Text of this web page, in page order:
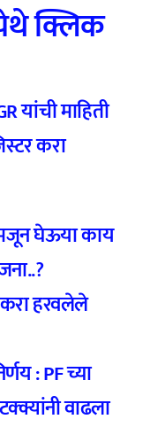
क्लिक
यांची माहिती
करा
घेऊया काय
हरवलेले
: PF च्या
वाढला